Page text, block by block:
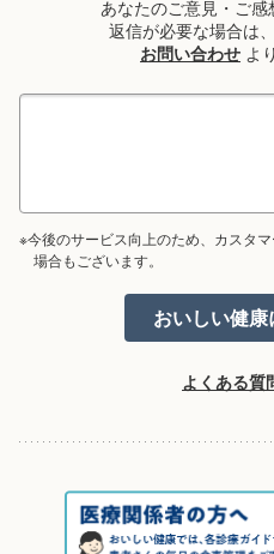
あなたのご意見・ご
返信が必要な場合は
お問い合わせ よ
※今後のサービス向上のため、カスタ
場合もございます。
よくある質